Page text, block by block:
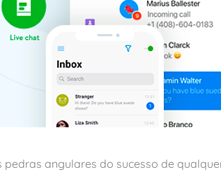
angulares do sucesso de